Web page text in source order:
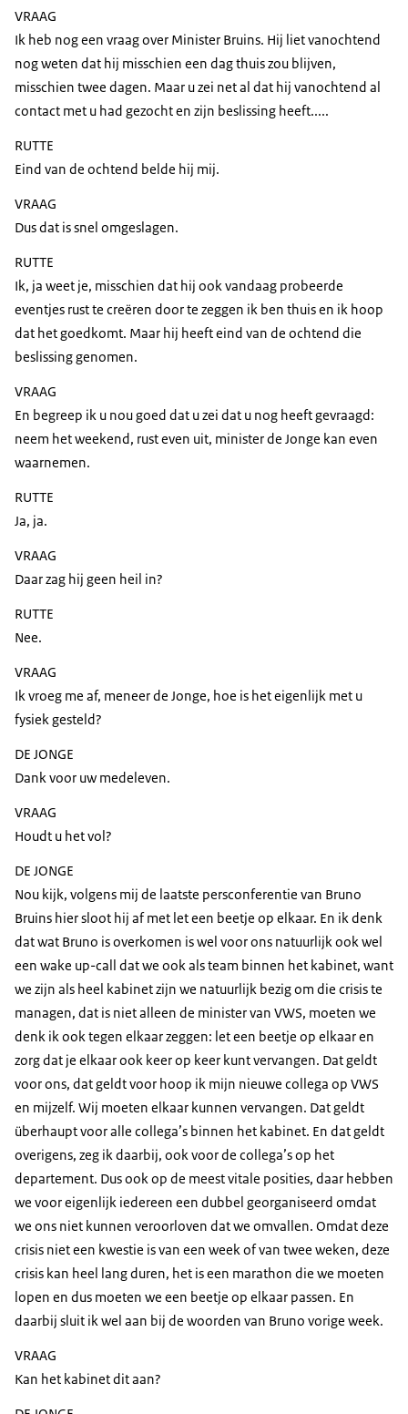
VRAAG
Ik heb nog een vraag over Minister Bruins. Hij liet vanochtend
nog weten dat hij misschien een dag thuis zou blijven,
misschien twee dagen. Maar u zei net al dat hij vanochtend al
contact met u had gezocht en zijn beslissing heeft.....
RUTTE
Eind van de ochtend belde hij mij.
VRAAG
Dus dat is snel omgeslagen.
RUTTE
Ik, ja weet je, misschien dat hij ook vandaag probeerde
eventjes rust te creëren door te zeggen ik ben thuis en ik hoop
dat het goedkomt. Maar hij heeft eind van de ochtend die
beslissing genomen.
VRAAG
En begreep ik u nou goed dat u zei dat u nog heeft gevraagd:
neem het weekend, rust even uit, minister de Jonge kan even
waarnemen.
RUTTE
Ja, ja.
VRAAG
Daar zag hij geen heil in?
RUTTE
Nee.
VRAAG
Ik vroeg me af, meneer de Jonge, hoe is het eigenlijk met u
fysiek gesteld?
DE JONGE
Dank voor uw medeleven.
VRAAG
Houdt u het vol?
DE JONGE
Nou kijk, volgens mij de laatste persconferentie van Bruno
Bruins hier sloot hij af met let een beetje op elkaar. En ik denk
dat wat Bruno is overkomen is wel voor ons natuurlijk ook wel
een wake up-call dat we ook als team binnen het kabinet, want
we zijn als heel kabinet zijn we natuurlijk bezig om die crisis te
managen, dat is niet alleen de minister van VWS, moeten we
denk ik ook tegen elkaar zeggen: let een beetje op elkaar en
zorg dat je elkaar ook keer op keer kunt vervangen. Dat geldt
voor ons, dat geldt voor hoop ik mijn nieuwe collega op VWS
en mijzelf. Wij moeten elkaar kunnen vervangen. Dat geldt
überhaupt voor alle collega’s binnen het kabinet. En dat geldt
overigens, zeg ik daarbij, ook voor de collega’s op het
departement. Dus ook op de meest vitale posities, daar hebben
we voor eigenlijk iedereen een dubbel georganiseerd omdat
we ons niet kunnen veroorloven dat we omvallen. Omdat deze
crisis niet een kwestie is van een week of van twee weken, deze
crisis kan heel lang duren, het is een marathon die we moeten
lopen en dus moeten we een beetje op elkaar passen. En
daarbij sluit ik wel aan bij de woorden van Bruno vorige week.
VRAAG
Kan het kabinet dit aan?